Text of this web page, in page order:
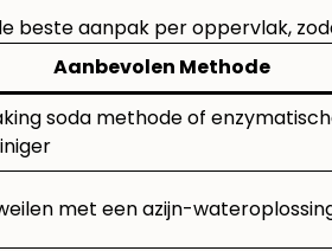
beste aanpak per oppervlak,
Aanbevolen Methode
soda methode of
met een azijn-